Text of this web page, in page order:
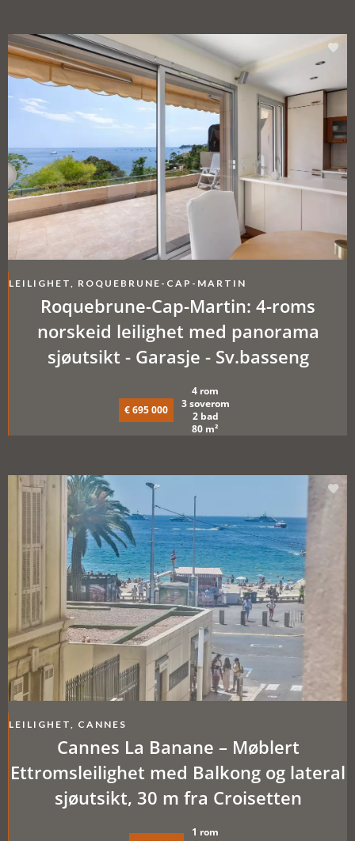
LEILIGHET, ROQUEBRUNE-CAP-MARTIN
Roquebrune-Cap-Martin: 4-roms
norskeid leilighet med panorama
sjøutsikt - Garasje - Sv.basseng
€ 695 000
4 rom
3 soverom
2 bad
80 m²
LEILIGHET, CANNES
Cannes La Banane – Møblert
Ettromsleilighet med Balkong og lateral
sjøutsikt, 30 m fra Croisetten
1 rom